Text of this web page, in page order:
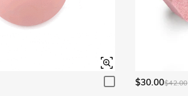
$30.00$42.00